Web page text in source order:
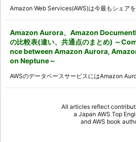
Amazon Web Services(AWS)は今最もシェア
Amazon Aurora、Amazon
の比較表(違い、共通点のまとめ) ～
nce between Amazon Aurora,
on Neptune～
AWSのデータベースサービスにはAmazon
All articles reflect
a Japan AWS Top
and AWS book